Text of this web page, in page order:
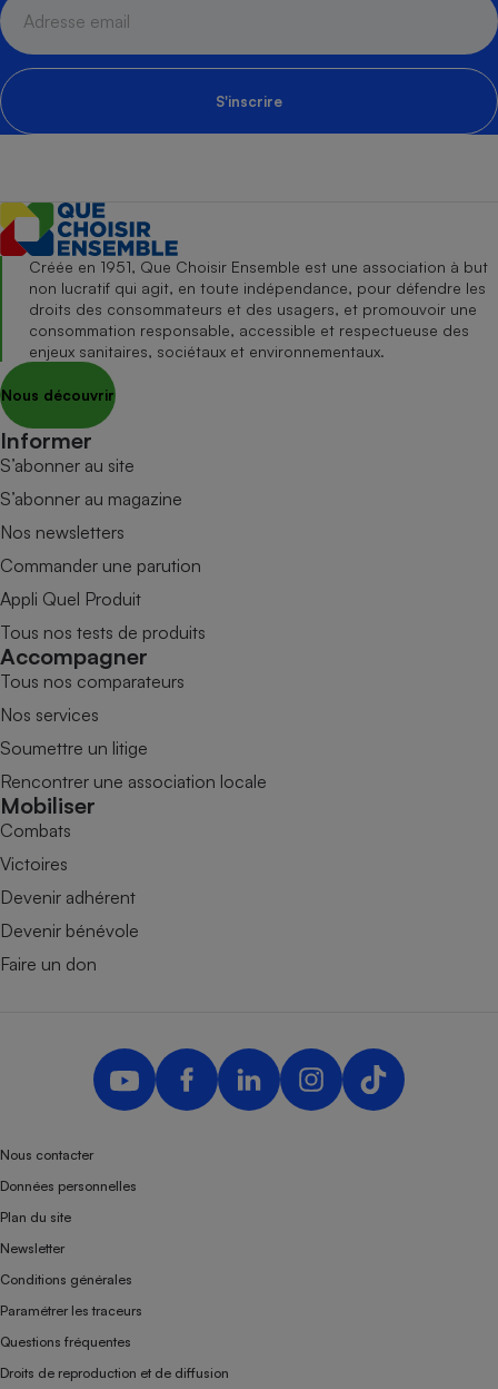
S'inscrire
Créée en 1951, Que Choisir Ensemble est une association à but
non lucratif qui agit, en toute indépendance, pour défendre les
droits des consommateurs et des usagers, et promouvoir une
consommation responsable, accessible et respectueuse des
enjeux sanitaires, sociétaux et environnementaux.
Nous découvrir
Informer
S’abonner au site
S’abonner au magazine
Nos newsletters
Commander une parution
Appli Quel Produit
Tous nos tests de produits
Accompagner
Tous nos comparateurs
Nos services
Soumettre un litige
Rencontrer une association locale
Mobiliser
Combats
Victoires
Devenir adhérent
Devenir bénévole
Faire un don
Nous contacter
Données personnelles
Plan du site
Newsletter
Conditions générales
Paramétrer les traceurs
Questions fréquentes
Droits de reproduction et de diffusion